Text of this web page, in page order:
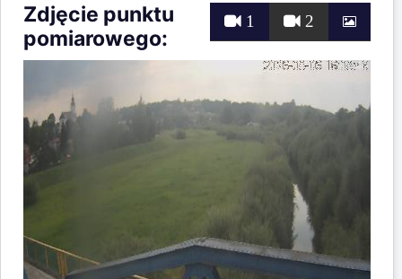
1 2
Zdjęcie punktu
pomiarowego: